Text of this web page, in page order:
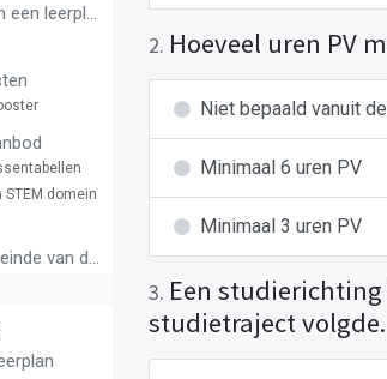
vormingsconcept
domein
van de graad
2. Hoeveel uren PV
Niet bepaald vanuit
Minimaal 6 uren PV
Minimaal 3 uren PV
3. Een
studietraject volgde.